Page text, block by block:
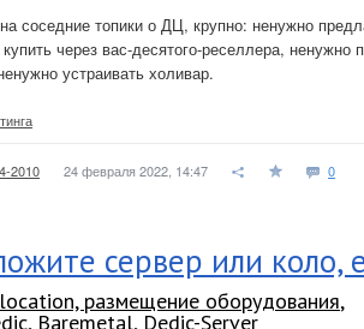
соседние топики о ДЦ, крупно: ненужно
купить через вас-десятого-реселлера,
устраивать холивар.
2010 24 февраля 2022, 14:47 0
сервер или коло,
размещение оборудования,
Baremetal, Dedic-Server